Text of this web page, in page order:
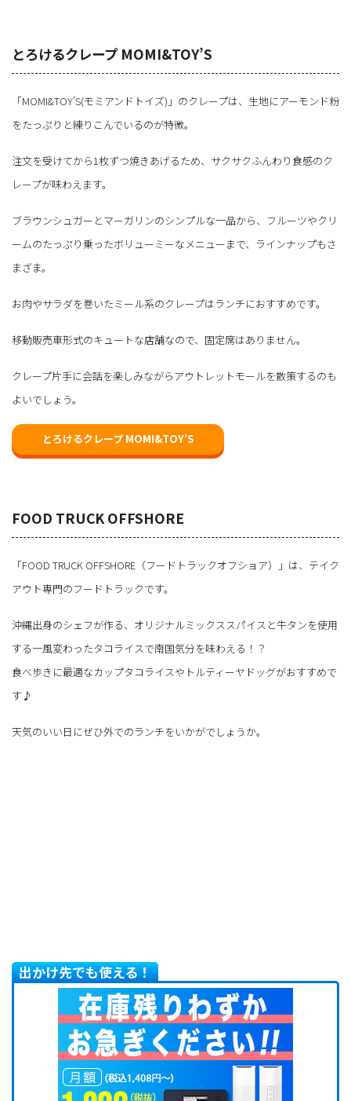
とろけるクレープ MOMI&TOY’S
「MOMI&TOY’S(モミアンドトイズ)」のクレープは、生地にアーモンド粉
をたっぷりと練りこんでいるのが特徴。
注文を受けてから1枚ずつ焼きあげるため、サクサクふんわり食感のク
レープが味わえます。
ブラウンシュガーとマーガリンのシンプルな一品から、フルーツやクリ
ームのたっぷり乗ったボリューミーなメニューまで、ラインナップもさ
まざま。
お肉やサラダを巻いたミール系のクレープはランチにおすすめです。
移動販売車形式のキュートな店舗なので、固定席はありません。
クレープ片手に会話を楽しみながらアウトレットモールを散策するのも
よいでしょう。
とろけるクレープ MOMI&TOY’S
FOOD TRUCK OFFSHORE
「FOOD TRUCK OFFSHORE（フードトラックオフショア）」は、テイク
アウト専門のフードトラックです。
沖縄出身のシェフが作る、オリジナルミックススパイスと牛タンを使用
する一風変わったタコライスで南国気分を味わえる！？
食べ歩きに最適なカップタコライスやトルティーヤドッグがおすすめで
す♪
天気のいい日にぜひ外でのランチをいかがでしょうか。
出かけ先でも使える！